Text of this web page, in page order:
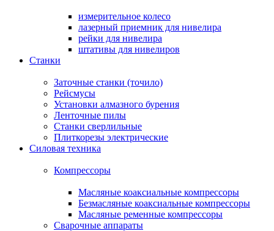
измерительное колесо
лазерный приемник для нивелира
рейки для нивелира
штативы для нивелиров
Станки
Заточные станки (точило)
Рейсмусы
Установки алмазного бурения
Ленточные пилы
Станки сверлильные
Плиткорезы электрические
Силовая техника
Компрессоры
Масляные коаксиальные компрессоры
Безмасляные коаксиальные компрессоры
Масляные ременные компрессоры
Сварочные аппараты